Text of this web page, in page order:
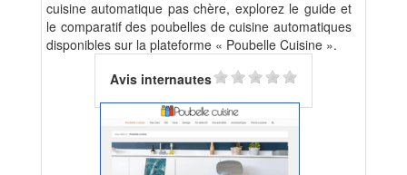
cuisine automatique pas chère, explorez le guide et
le comparatif des poubelles de cuisine automatiques
disponibles sur la plateforme « Poubelle Cuisine ».
Avis internautes